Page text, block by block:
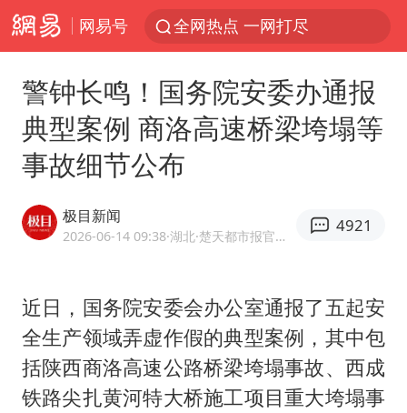
网易号 全网热点 一网打尽
警钟长鸣！国务院安委办通报
典型案例 商洛高速桥梁垮塌等
事故细节公布
极目新闻
2026-06-14 09:38·湖北 ·楚天都市报官方网易号
4921
近日，国务院安委会办公室通报了五起安
全生产领域弄虚作假的典型案例，其中包
括陕西商洛高速公路桥梁垮塌事故、西成
铁路尖扎黄河特大桥施工项目重大垮塌事